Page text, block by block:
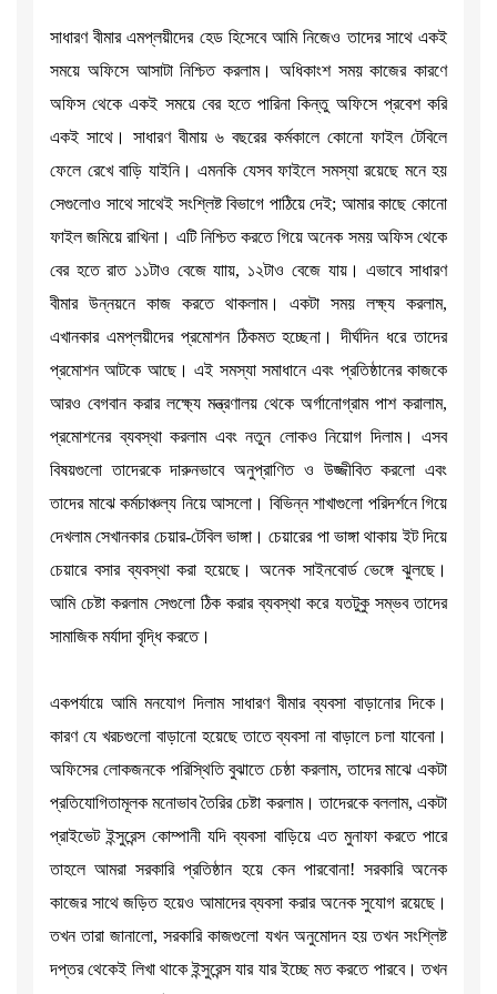
সাধারণ বীমার এমপ্লয়ীদের হেড হিসেবে আমি নিজেও তাদের সাথে একই
সময়ে অফিসে আসাটা নিশ্চিত করলাম। অধিকাংশ সময় কাজের কারণে
অফিস থেকে একই সময়ে বের হতে পারিনা কিন্তু অফিসে প্রবেশ করি
একই সাথে। সাধারণ বীমায় ৬ বছরের কর্মকালে কোনো ফাইল টেবিলে
ফেলে রেখে বাড়ি যাইনি। এমনকি যেসব ফাইলে সমস্যা রয়েছে মনে হয়
সেগুলোও সাথে সাথেই সংশ্লিষ্ট বিভাগে পাঠিয়ে দেই; আমার কাছে কোনো
ফাইল জমিয়ে রাখিনা। এটি নিশ্চিত করতে গিয়ে অনেক সময় অফিস থেকে
বের হতে রাত ১১টাও বেজে যাায়, ১২টাও বেজে যায়। এভাবে সাধারণ
বীমার উন্নয়নে কাজ করতে থাকলাম। একটা সময় লক্ষ্য করলাম,
এখানকার এমপ্লয়ীদের প্রমোশন ঠিকমত হচ্ছেনা। দীর্ঘদিন ধরে তাদের
প্রমোশন আটকে আছে। এই সমস্যা সমাধানে এবং প্রতিষ্ঠানের কাজকে
আরও বেগবান করার লক্ষ্যে মন্ত্রণালয় থেকে অর্গানোগ্রাম পাশ করালাম,
প্রমোশনের ব্যবস্থা করলাম এবং নতুন লোকও নিয়োগ দিলাম। এসব
বিষয়গুলো তাদেরকে দারুনভাবে অনুপ্রাণিত ও উজ্জীবিত করলো এবং
তাদের মাঝে কর্মচাঞ্চল্য নিয়ে আসলো। বিভিন্ন শাখাগুলো পরিদর্শনে গিয়ে
দেখলাম সেখানকার চেয়ার-টেবিল ভাঙ্গা। চেয়ারের পা ভাঙ্গা থাকায় ইট দিয়ে
চেয়ারে বসার ব্যবস্থা করা হয়েছে। অনেক সাইনবোর্ড ভেঙ্গে ঝুলছে।
আমি চেষ্টা করলাম সেগুলো ঠিক করার ব্যবস্থা করে যতটুকু সম্ভব তাদের
সামাজিক মর্যাদা বৃদ্ধি করতে।
একপর্যায়ে আমি মনযোগ দিলাম সাধারণ বীমার ব্যবসা বাড়ানোর দিকে।
কারণ যে খরচগুলো বাড়ানো হয়েছে তাতে ব্যবসা না বাড়ালে চলা যাবেনা।
অফিসের লোকজনকে পরিস্থিতি বুঝাতে চেষ্ঠা করলাম, তাদের মাঝে একটা
প্রতিযোগিতামূলক মনোভাব তৈরির চেষ্টা করলাম। তাদেরকে বললাম, একটা
প্রাইভেট ইন্সুরেন্স কোম্পানী যদি ব্যবসা বাড়িয়ে এত মুনাফা করতে পারে
তাহলে আমরা সরকারি প্রতিষ্ঠান হয়ে কেন পারবোনা! সরকারি অনেক
কাজের সাথে জড়িত হয়েও আমাদের ব্যবসা করার অনেক সুযোগ রয়েছে।
তখন তারা জানালো, সরকারি কাজগুলো যখন অনুমোদন হয় তখন সংশ্লিষ্ট
দপ্তর থেকেই লিখা থাকে ইন্সুরেন্স যার যার ইচ্ছে মত করতে পারবে। তখন